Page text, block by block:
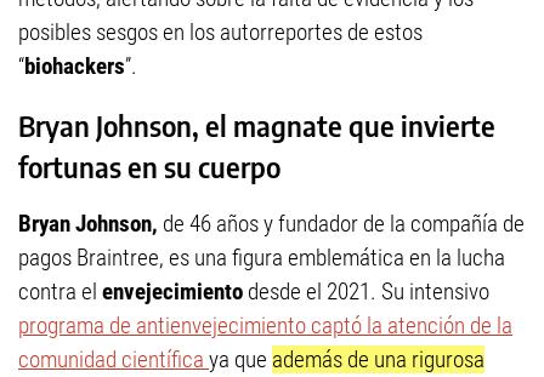
posibles sesgos en los autorreportes de estos
“biohackers”.
Bryan Johnson, el magnate que invierte
fortunas en su cuerpo
Bryan Johnson, de 46 años y fundador de la compañía de
pagos Braintree, es una figura emblemática en la lucha
contra el envejecimiento desde el 2021. Su intensivo
programa de antienvejecimiento captó la atención de la
comunidad científica ya que además de una rigurosa